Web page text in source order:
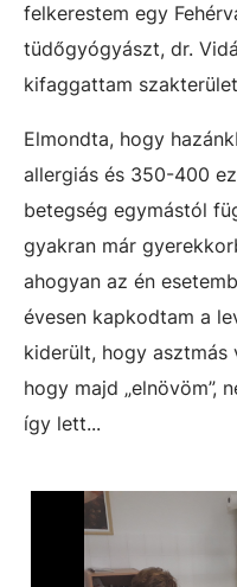
felkerestem egy
tüdőgyógyászt, dr.
kifaggattam
Elmondta, hogy
allergiás és 350-400
betegség egymástól
gyakran már
ahogyan az én
évesen kapkodtam a
kiderült, hogy
hogy majd „elnövöm”,
így lett...